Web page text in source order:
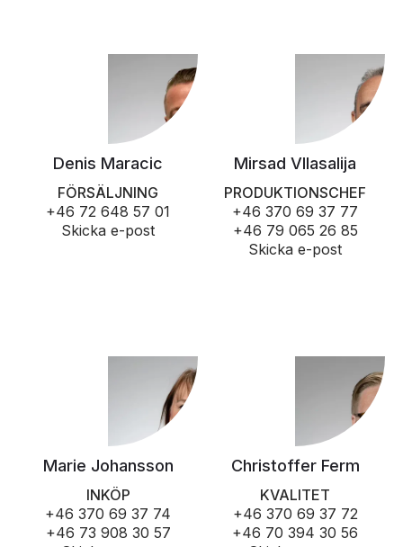
Denis Maracic
FÖRSÄLJNING
+46 72 648 57 01
Skicka e-post
Mirsad Vllasalija
PRODUKTIONSCHEF
+46 370 69 37 77
+46 79 065 26 85
Skicka e-post
Marie Johansson
INKÖP
+46 370 69 37 74
+46 73 908 30 57
Christoffer Ferm
KVALITET
+46 370 69 37 72
+46 70 394 30 56